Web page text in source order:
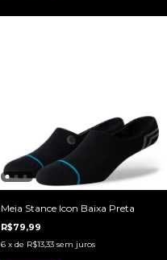
Meia Stance Icon Baixa Preta
R$79,99
6 x de R$13,33 sem juros